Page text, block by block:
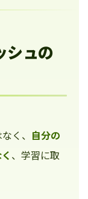
シュの
く、 自分の
、学習に取